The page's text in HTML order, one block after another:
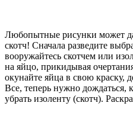
Любопытные рисунки может
скотч! Сначала разведите
вооружайтесь скотчем или
на яйцо, прикидывая
окунайте яйца в свою краску,
Все, теперь нужно дождаться,
убрать изоленту (скотч).